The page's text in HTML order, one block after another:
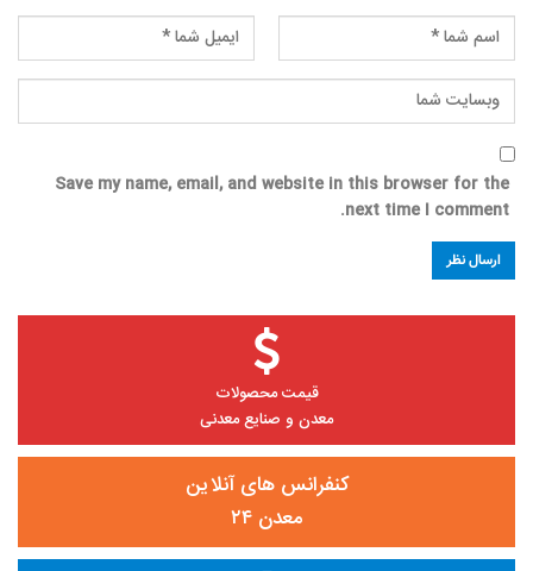
Save my name, email, and website in this browser for the
next time I comment.
قیمت محصولات
معدن و صنایع معدنی
کنفرانس های آنلاین
معدن ۲۴